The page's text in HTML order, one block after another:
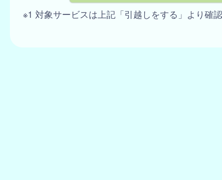
※1 対象サービスは上記「引越しをする」より確